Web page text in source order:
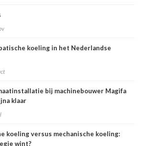
koeling in het Nederlandse
bij machinebouwer Magifa
klaar
koeling versus mechanische koeling:
wint?